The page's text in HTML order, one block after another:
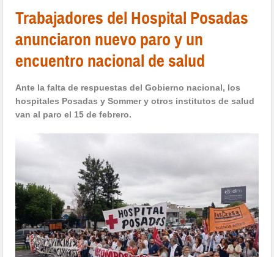
Trabajadores del Hospital Posadas
anunciaron nuevo paro y un
encuentro nacional de salud
Ante la falta de respuestas del Gobierno nacional, los
hospitales Posadas y Sommer y otros institutos de salud
van al paro el 15 de febrero.